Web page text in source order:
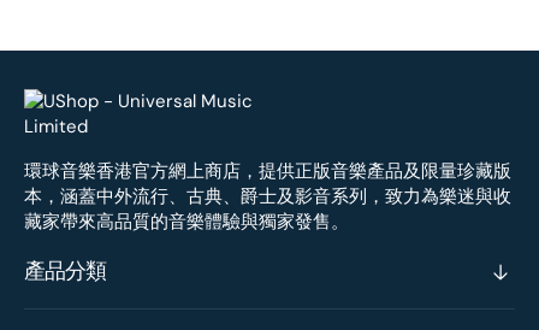
環球音樂香港官方網上商店，提供正版音樂產品及限量珍藏版
本，涵蓋中外流行、古典、爵士及影音系列，致力為樂迷與收
藏家帶來高品質的音樂體驗與獨家發售。
產品分類